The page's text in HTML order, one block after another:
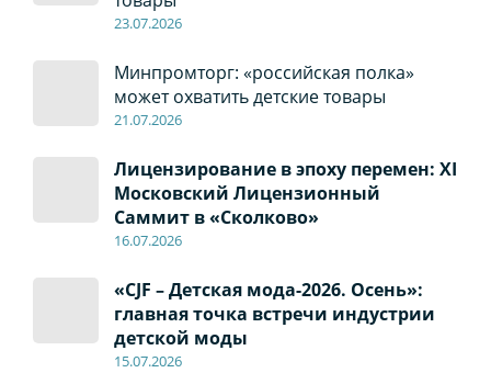
23.07.2026
Минпромторг: «российская полка»
может охватить детские товары
21.07.2026
Лицензирование в эпоху перемен: XI
Московский Лицензионный
Саммит в «Сколково»
16.07.2026
«CJF – Детская мода-2026. Осень»:
главная точка встречи индустрии
детской моды
15.07.2026